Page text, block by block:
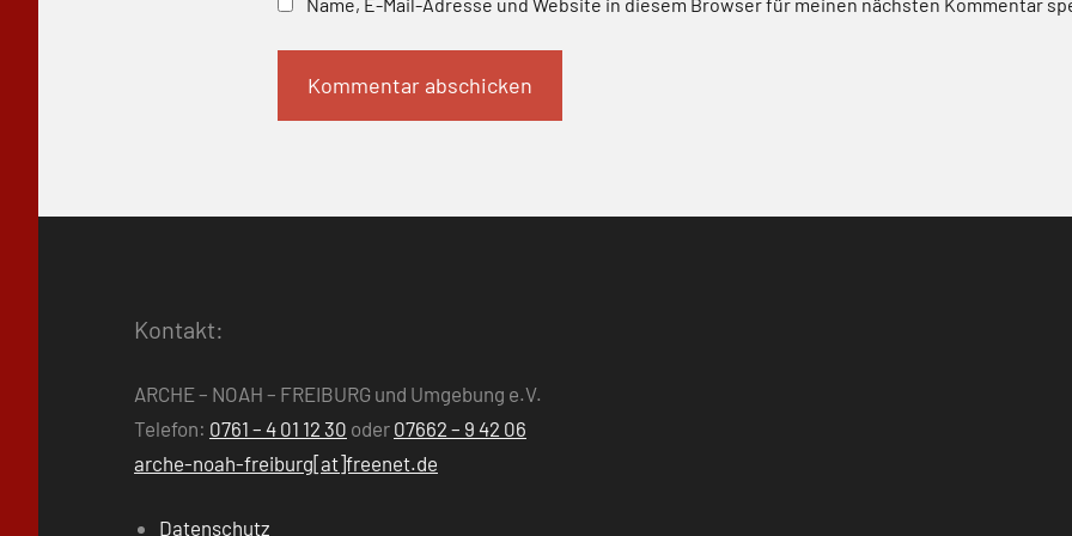
Kontakt:
ARCHE – NOAH – FREIBURG und Umgebung e.V.
Telefon: 0761 – 4 01 12 30 oder 07662 – 9 42 06
arche-noah-freiburg[at]freenet.de
Datenschutz